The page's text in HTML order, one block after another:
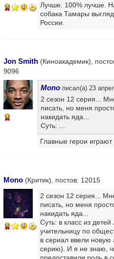
10
Лучше. 100% лучше.
собака Тамары
России.
Jon Smith (Киноакадемик),
9096
13
Mono писал(а) 23
2 сезон 12 серия...
писать, но меня
накидать яда...
Суть: ...
Главные герои играют
Mono (Критик), постов: 12015
10
2 сезон 12 серия...
писать, но меня
накидать яда...
Суть: в класс из
учительницу по
в сериал ввели новую
серию). И я не знаю,
предоставили роль в